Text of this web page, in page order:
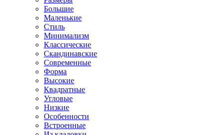
Большие
Маленькие
Стиль
Минимализм
Классические
Скандинавские
Современные
Форма
Высокие
Квадратные
Угловые
Низкие
Особенности
Встроенные